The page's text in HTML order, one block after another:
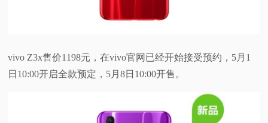
vivo Z3x售价1198元，在vivo官网已经开始接受预约，5月1
日10:00开启全款预定，5月8日10:00开售。